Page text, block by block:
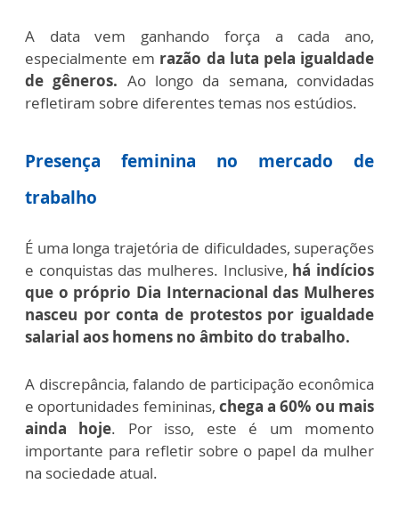
A data vem ganhando força a cada ano,
especialmente em razão da luta pela igualdade
de gêneros. Ao longo da semana, convidadas
refletiram sobre diferentes temas nos estúdios.
Presença feminina no mercado de
trabalho
É uma longa trajetória de dificuldades, superações
e conquistas das mulheres. Inclusive, há indícios
que o próprio Dia Internacional das Mulheres
nasceu por conta de protestos por igualdade
salarial aos homens no âmbito do trabalho.
A discrepância, falando de participação econômica
e oportunidades femininas, chega a 60% ou mais
ainda hoje. Por isso, este é um momento
importante para refletir sobre o papel da mulher
na sociedade atual.